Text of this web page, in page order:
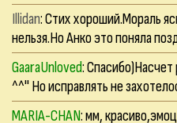
Illidan: Стих хороший.Мораль
нельзя.Но Анко это поняла
GaaraUnloved: Спасибо)Насчет
^^" Но исправлять не
MARIA-CHAN: мм,